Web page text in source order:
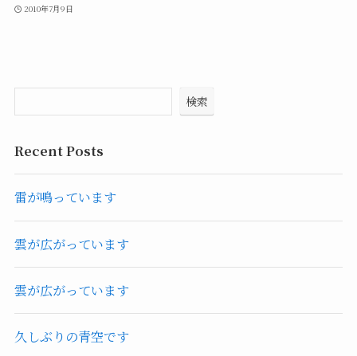
2010年7月9日
検索
Recent Posts
雷が鳴っています
雲が広がっています
雲が広がっています
久しぶりの青空です